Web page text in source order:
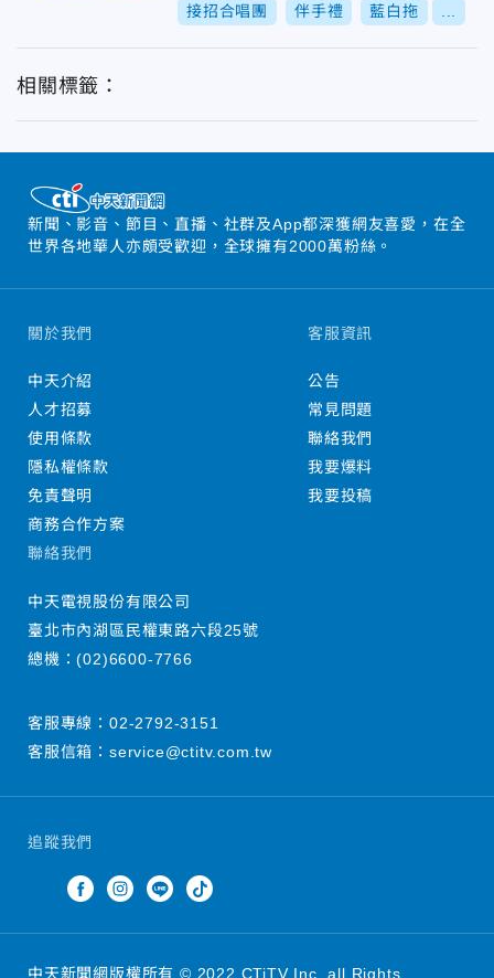
接招合唱團 伴手禮 藍白拖
相關標籤：
新聞、影音、節目、直播、社群及App都深獲網友喜愛，在全
世界各地華人亦頗受歡迎，全球擁有2000萬粉絲。
追蹤我們
關於我們
中天介紹
人才招募
使用條款
隱私權條款
免責聲明
商務合作方案
客服資訊
公告
常見問題
聯絡我們
我要爆料
我要投稿
聯絡我們
中天電視股份有限公司
臺北市內湖區民權東路六段25號
總機：(02)6600-7766
客服專線： 02-2792-3151
客服信箱： service@ctitv.com.tw
中天新聞網版權所有 © 2022 CTiTV Inc. all Rights